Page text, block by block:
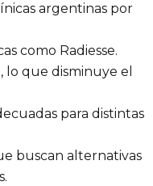
argentinas por
como Radiesse.
lo que disminuye el
para distintas
buscan alternativas